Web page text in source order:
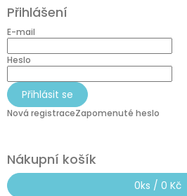
p
a
Přihlášení
E-mail
Heslo
Přihlásit se
Nová registraceZapomenuté heslo
Nákupní košík
0ks / 0 Kč